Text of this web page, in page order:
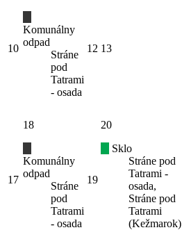
10
Komunálny
odpad
Stráne
pod
Tatrami
- osada
12 13
17
18
Komunálny
odpad
Stráne
pod
Tatrami
- osada
19
20
Sklo
Stráne pod
Tatrami -
osada,
Stráne pod
Tatrami
(Kežmarok)